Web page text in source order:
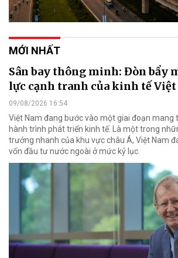
MỚI NHẤT
Sân bay thông minh: Đòn bẩy
lực cạnh tranh của kinh tế Việt
09/08/2026 16:54
Việt Nam đang bước vào một giai đoạn mang
hành trình phát triển kinh tế. Là một trong
trưởng nhanh của khu vực châu Á, Việt Nam
vốn đầu tư nước ngoài ở mức kỷ lục.